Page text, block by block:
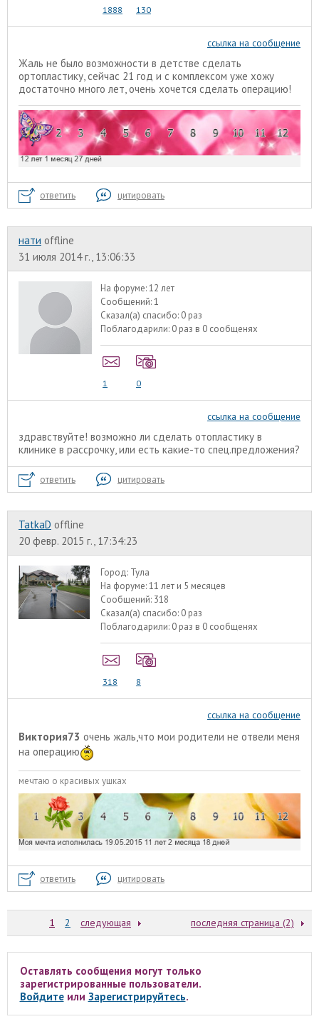
1888 130
ссылка на сообщение
Жаль не было возможности в детстве сделать
ортопластику, сейчас 21 год и с комплексом уже хожу
достаточно много лет, очень хочется сделать операцию!
ответить цитировать
нати offline
31 июля 2014 г., 13:06:33
На форуме:12 лет
Сообщений:1
Сказал(а) спасибо: 0 раз
Поблагодарили: 0 раз в 0 сообщенях
1 0
ссылка на сообщение
здравствуйте! возможно ли сделать отопластику в
клинике в рассрочку, или есть какие-то спец.предложения?
ответить цитировать
TatkaD offline
20 февр. 2015 г., 17:34:23
Город: Тула
На форуме:11 лет и 5 месяцев
Сообщений: 318
Сказал(а) спасибо: 0 раз
Поблагодарили: 0 раз в 0 сообщенях
318 8
ссылка на сообщение
Виктория73 очень жаль,что мои родители не отвели меня
на операцию
мечтаю о красивых ушках
ответить цитировать
1 2 следующая последняя страница (2)
Оставлять сообщения могут только
зарегистрированные пользователи.
Войдитеили Зарегистрируйтесь.